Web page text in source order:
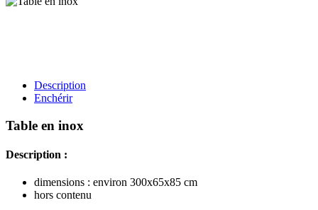
Description
Enchérir
Table en inox
Description :
dimensions : environ 300x65x85 cm
hors contenu